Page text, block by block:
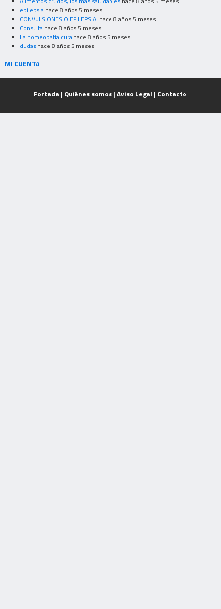
epilepsia hace 8 años 5 meses
CONVULSIONES O EPILEPSIA hace 8 años 5 meses
Consulta hace 8 años 5 meses
La homeopatia cura hace 8 años 5 meses
dudas hace 8 años 5 meses
MI CUENTA
Portada | Quiénes somos| Aviso Legal | Contacto